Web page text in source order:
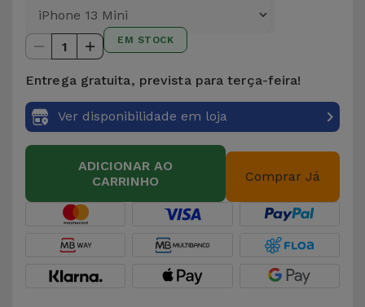
Outras
Marcas
Ver
tudo
para
Gadgets
Higiene
e Casa
Bolsas e
Malas
Localizadores
e Acessórios
1 EM STOCK
Entrega gratuita, prevista para terça-feira!
Ver disponibilidade em loja
ADICIONAR AO
CARRINHO
Comprar Já